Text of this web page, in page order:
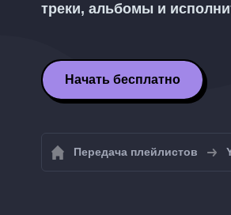
треки, альбомы и
Начать бесплатно
Передача плейлистов